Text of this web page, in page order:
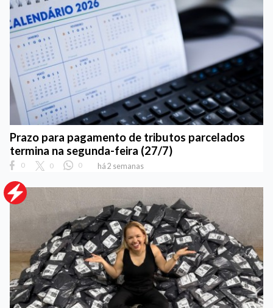
Prazo para pagamento de tributos parcelados
termina na segunda-feira (27/7)
0 0 0 há 2 semanas